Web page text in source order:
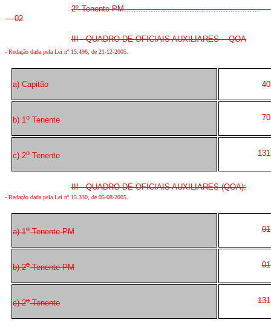
2º Tenente
02
III - QUADRO DE OFICIAIS AUXILIARES - QOA
- Redação dada pela Lei nº 15.496, de 21-12-2005
a) Capitão 40
b) 1o Tenente 70
c) 2o Tenente 131
III - QUADRO DE OFICIAIS AUXILIARES (QOA):
- Redação dada pela Lei nº 15.330, de 05-08-2005
a) 1oTenente PM 01
b) 2oTenente PM 01
c) 2oTenente 131